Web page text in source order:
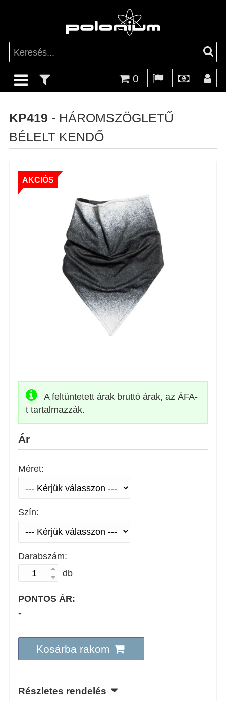
0
KP419 - HÁROMSZÖGLETŰ
BÉLELT KENDŐ
AKCIÓS
A feltüntetett árak bruttó árak, az ÁFA-
t tartalmazzák.
Ár
Méret:
Szín:
Darabszám:
db
PONTOS ÁR:
-
Kosárba rakom
Részletes rendelés